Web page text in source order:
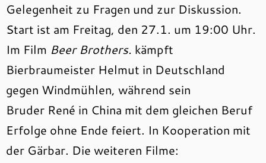
Gelegenheit zu Fragen und zur Diskussion.
Start ist am Freitag, den 27.1. um 19:00 Uhr.
Im Film Beer Brothers. kämpft
Bierbraumeister Helmut in Deutschland
gegen Windmühlen, während sein
Bruder René in China mit dem gleichen Beruf
Erfolge ohne Ende feiert. In Kooperation mit
der Gärbar. Die weiteren Filme: